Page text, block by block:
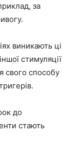
за
виникають ці
стимуляції
свого способу
до
стають